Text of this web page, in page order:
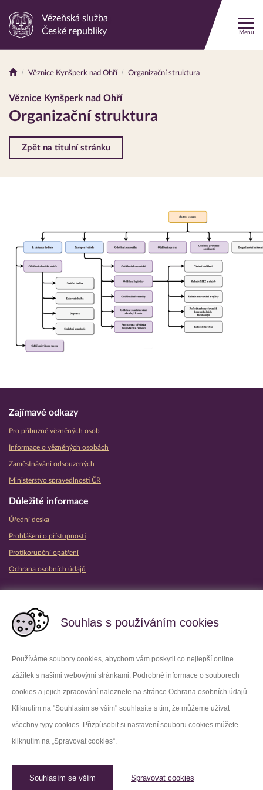
Souhlas s používáním cookies
Používáme soubory cookies, abychom vám poskytli co nejlepší online
zážitek s našimi webovými stránkami. Podrobné informace o souborech
cookies a jejich zpracování naleznete na stránce Ochrana osobních údajů.
Kliknutím na "Souhlasím se vším" souhlasíte s tím, že můžeme užívat
všechny typy cookies. Přizpůsobit si nastavení souboru cookies můžete
kliknutím na „Spravovat cookies“.
Souhlasím se vším Spravovat cookies
Odkaz
stránku
Vězeňská služba
České republiky
Menu
Drobečková
navigace
Věznice Kynšperk nad Ohří Organizační struktura
Věznice Kynšperk nad Ohří
Organizační struktura
Zpět na titulní stránku
Zajímavé odkazy
Pro příbuzné vězněných osob
Informace o vězněných osobách
Zaměstnávání odsouzených
Ministerstvo spravedlnosti ČR
Důležité informace
Úřední deska
Prohlášení o přístupnosti
Protikorupční opatření
Ochrana osobních údajů
Facebook Youtube
LinkedIn